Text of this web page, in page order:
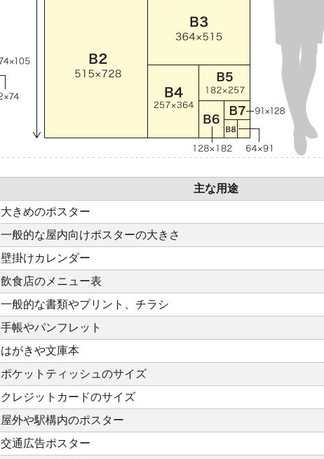
主な用途
大きめのポスター
一般的な屋内向けポスターの大きさ
壁掛けカレンダー
飲食店のメニュー表
一般的な書類やプリント、チラシ
手帳やパンフレット
はがきや文庫本
ポケットティッシュのサイズ
クレジットカードのサイズ
屋外や駅構内のポスター
交通広告ポスター